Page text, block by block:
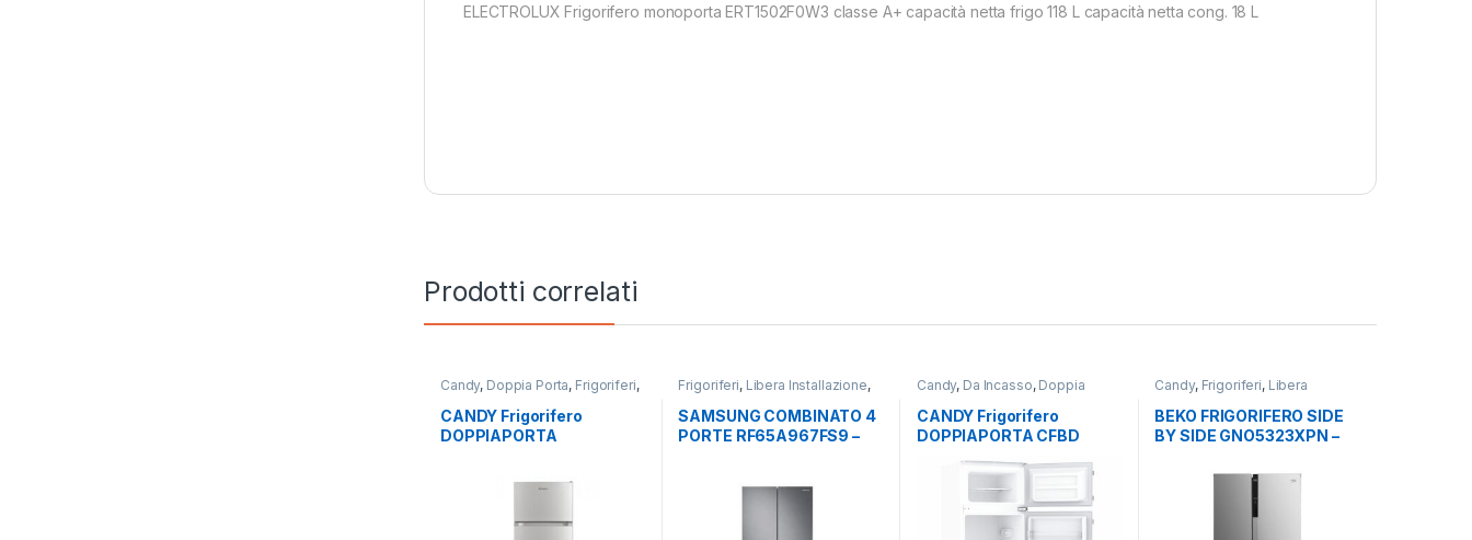
ELECTROLUX Frigorifero monoporta ERT1502F0W3 classe A+ capacità netta frigo 118 L capacità netta cong. 18 L
Prodotti correlati
Candy, Doppia Porta, Frigoriferi,
Libera Installazione
CANDY Frigorifero
DOPPIAPORTA
Frigoriferi, Libera Installazione,
SAMSUNG
SAMSUNG COMBINATO 4
PORTE RF65A967FS9 –
Candy, Da Incasso, Doppia
,
CANDY Frigorifero
DOPPIAPORTA CFBD
Candy, Frigoriferi, Libera
Installazione
Porte
BEKO FRIGORIFERO SIDE
BY SIDE GNO5323XPN –